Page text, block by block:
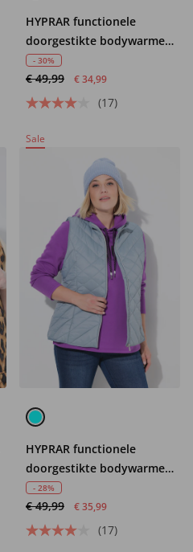
HYPRAR functionele
doorgestikte bodywarmer,
waterafstotend,
opstaande kraag
- 30%
€ 49,99 € 34,99
(17)
Sale
HYPRAR functionele
doorgestikte bodywarmer,
waterafstotend,
opstaande kraag
- 28%
€ 49,99 € 35,99
(17)